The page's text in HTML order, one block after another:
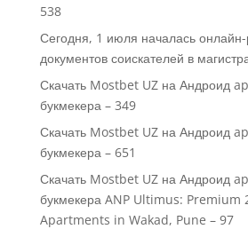
538
Сегодня, 1 июля началась онлайн-
документов соискателей в
Скачать Mostbet UZ на Андроид
букмекера – 349
Скачать Mostbet UZ на Андроид
букмекера – 651
Скачать Mostbet UZ на Андроид
букмекера ANP Ultimus: Premium
Apartments in Wakad, Pune – 97